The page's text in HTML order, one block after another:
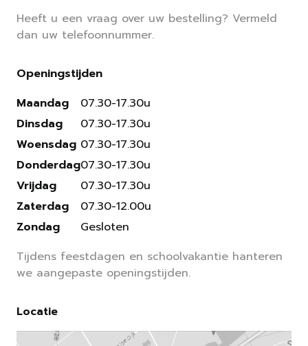
Heeft u een vraag over uw bestelling? Vermeld
dan uw telefoonnummer.
Openingstijden
Maandag
Dinsdag
Woensdag
Donderdag
Vrijdag
Zaterdag
Zondag
07.30-17.30u
07.30-17.30u
07.30-17.30u
07.30-17.30u
07.30-17.30u
07.30-12.00u
Gesloten
Tijdens feestdagen en schoolvakantie hanteren
we aangepaste openingstijden.
Locatie